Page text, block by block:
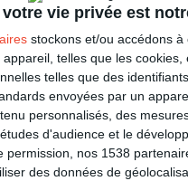
vie privée est
stockons et/ou accédons à
telles que les cookies,
telles que des
envoyées par un
personnalisés, des
d'audience et le
permission, nos 1538
des données de
23 août
#ROSE #BONNE-FÊTE #ROSE